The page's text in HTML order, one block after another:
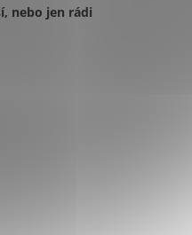
nebo jen rádi